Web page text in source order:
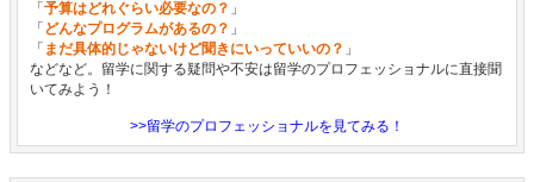
「 予算はどれぐらい必要なの？ 」
「 どんなプログラムがあるの？ 」
「 まだ具体的じゃないけど聞きにいっていいの？ 」
などなど。留学に関する疑問や不安は留学のプロフェッショナルに直接聞
いてみよう！
>>留学のプロフェッショナルを見てみる！